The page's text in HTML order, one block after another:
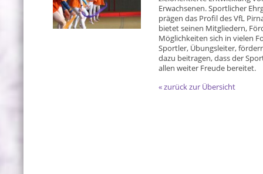
Erwachsenen. Sportlicher
prägen das Profil des VfL
bietet seinen Mitgliedern,
Möglichkeiten sich in vielen
Sportler, Übungsleiter,
dazu beitragen, dass der
allen weiter Freude bereitet.
« zurück zur Übersicht